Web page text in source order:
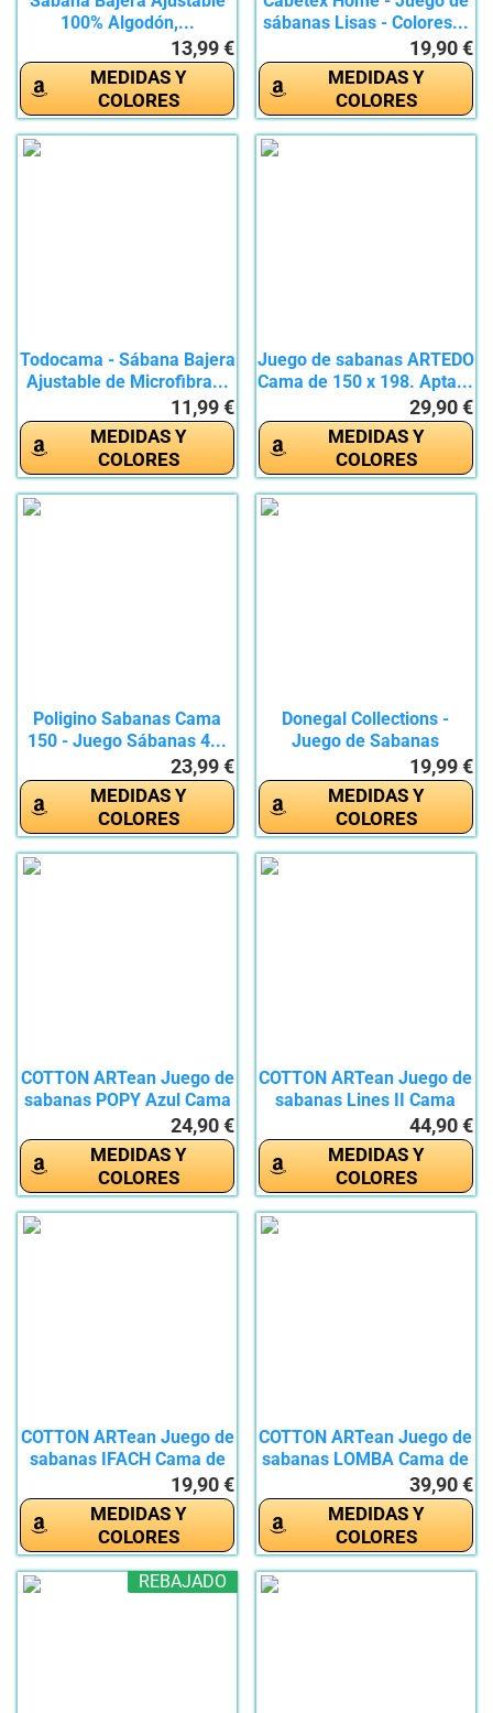
100% Algodón,...
13,99 €
MEDIDAS Y
COLORES
sábanas Lisas - Colores...
19,90 €
MEDIDAS Y
COLORES
Todocama - Sábana Bajera
Ajustable de Microfibra...
11,99 €
MEDIDAS Y
COLORES
Juego de sabanas ARTEDO
Cama de 150 x 198. Apta...
29,90 €
MEDIDAS Y
COLORES
Poligino Sabanas Cama
150 - Juego Sábanas 4...
23,99 €
MEDIDAS Y
COLORES
Donegal Collections -
Juego de Sabanas
Estampadas...19,99 €
MEDIDAS Y
COLORES
COTTON ARTean Juego de
sabanas POPY Azul Cama
24,90 €
MEDIDAS Y
COLORES
COTTON ARTean Juego de
sabanas Lines II Cama
44,90 €
MEDIDAS Y
COLORES
COTTON ARTean Juego de
sabanas IFACH Cama de
19,90 €
MEDIDAS Y
COLORES
COTTON ARTean Juego de
sabanas LOMBA Cama de
39,90 €
MEDIDAS Y
COLORES
REBAJADO